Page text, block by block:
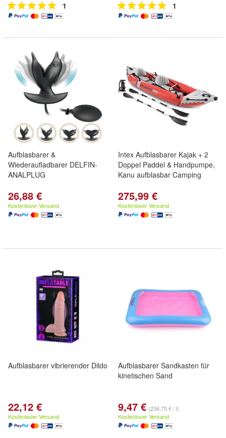
1 1
Aufblasbarer &
Wiederaufladbarer DELFIN-
ANALPLUG
26,88 €
Kostenloser Versand
Intex Aufblasbarer Kajak + 2
Doppel Paddel & Handpumpe,
Kanu aufblasbar Camping
275,99 €
Kostenloser Versand
Aufblasbarer vibrierender Dildo
22,12 €
Kostenloser Versand
Aufblasbarer Sandkasten für
kinetischen Sand
9,47 € (236,75 € / l)
Kostenloser Versand